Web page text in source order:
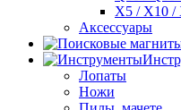
X5 / X10 /
Аксессуары
Лопаты
Ножи